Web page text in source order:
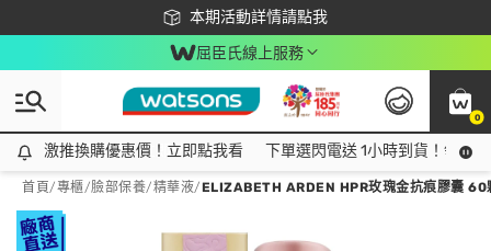
本期活動詳情請點我
下載app最高回饋$350
屈臣氏線上服務
0
激推換購優惠價！立即點我看
激推換購優惠價！立即點我看 下單選閃電送 1小時到貨！領神
首頁/專櫃/臉部保養/精華液/ELIZABETH ARDEN HPR玫瑰金抗痕膠囊 60